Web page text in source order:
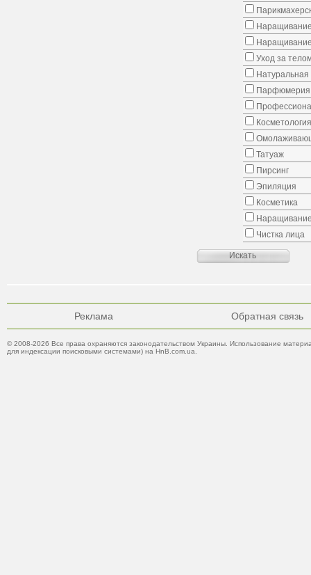
Уход за
Натуральная
Парфюмерия
Косметология
Татуаж
Пирсинг
Эпиляция
Косметика
Чистка лица
Реклама Обратная связь
© 2008-2026 Все права охраняются законодательством Украины. Использование
для индексации поисковыми системами) на HnB.com.ua.